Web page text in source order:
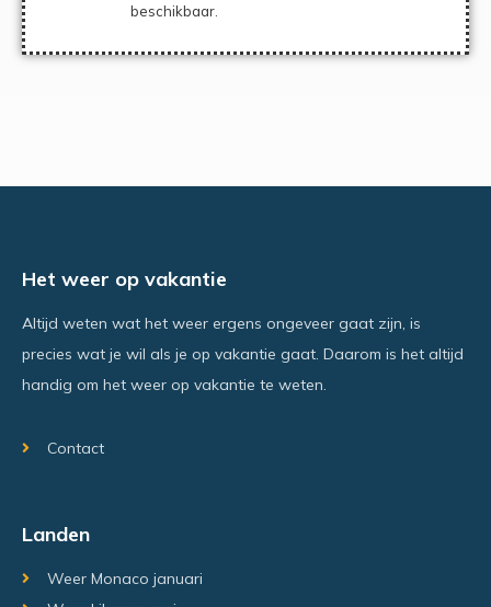
beschikbaar.
Het weer op vakantie
Altijd weten wat het weer ergens ongeveer gaat zijn, is
precies wat je wil als je op vakantie gaat. Daarom is het altijd
handig om het weer op vakantie te weten.
Contact
Landen
Weer Monaco januari